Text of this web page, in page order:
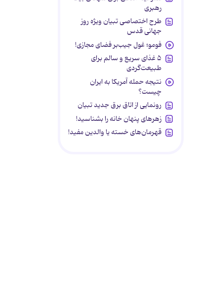
رهبری
طرح اختصاصی تبیان ویژه روز
جهانی قدس
فومو؛ غول جیب‌بر فضای مجازی!
۵ غذای سریع و سالم برای
طبیعت‌گردی
نتیجه حمله آمریکا به ایران
چیست؟
رونمایی از اتاق برق جدید تبیان
زهرهای پنهان خانه را بشناسید!
قهرمان‌های خسته یا والدین مفید!